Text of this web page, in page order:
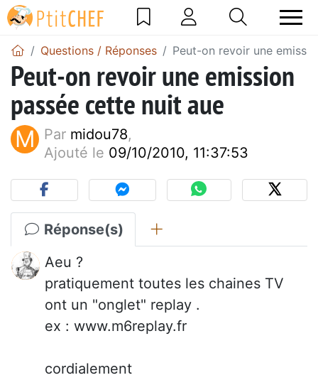
Questions / Réponses Peut-on revoir une
Peut-on revoir une emission
passée cette nuit aue
M Par midou78,
Ajouté le 09/10/2010, 11:37:53
Réponse(s)
Aeu ?
pratiquement toutes les chaines TV
ont un "onglet" replay .
ex : www.m6replay.fr
cordialement